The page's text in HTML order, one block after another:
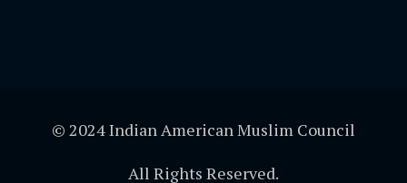
© 2024 Indian American Muslim Council
All Rights Reserved.